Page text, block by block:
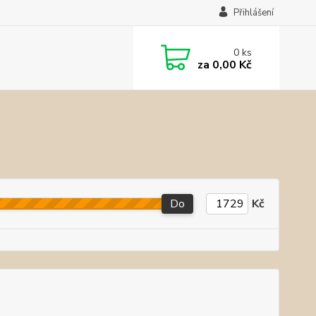
Přihlášení
0ks
za 0,00 Kč
Do Kč